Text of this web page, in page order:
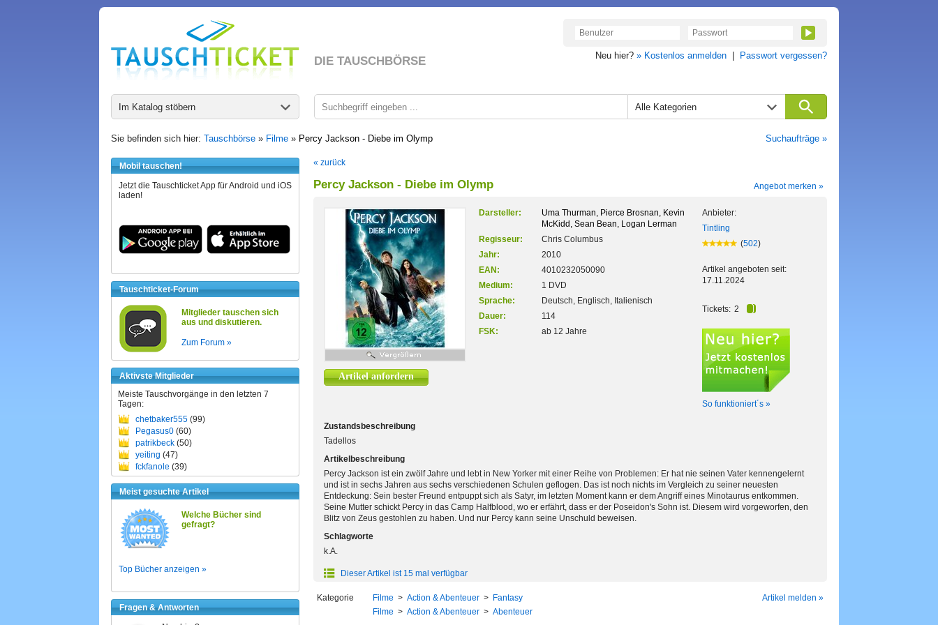
DIE TAUSCHBÖRSE Neu hier? » Kostenlos anmelden Passwort vergessen?
Im Katalog stöbern Alle Kategorien
Sie befinden sich hier: Tauschbörse » Filme » Percy Jackson - Diebe im Olymp Suchaufträge »
Mobil tauschen!
Jetzt die Tauschticket App für Android und iOS
laden!
Tauschticket-Forum
Mitglieder tauschen sich
aus und diskutieren.
Zum Forum »
Aktivste Mitglieder
Meiste Tauschvorgänge in den letzten 7
Tagen:
chetbaker555 (99)
Pegasus0 (60)
patrikbeck (50)
yeiting (47)
fckfanole (39)
Meist gesuchte Artikel
Welche Bücher sind
gefragt?
Top Bücher anzeigen »
Fragen & Antworten
« zurück
Percy Jackson - Diebe im Olymp Angebot merken »
Artikel anfordern
Darsteller:
Uma Thurman, Pierce Brosnan, Kevin
McKidd, Sean Bean, Logan Lerman
Regisseur:
Chris Columbus
Jahr:
2010
EAN:
4010232050090
Medium:
1 DVD
Sprache:
Deutsch, Englisch, Italienisch
Dauer:
114
FSK:
ab 12 Jahre
Anbieter:
Tintling
(502)
Artikel angeboten seit:
17.11.2024
Tickets: 2
So funktioniert´s »
Zustandsbeschreibung
Tadellos
Artikelbeschreibung
Percy Jackson ist ein zwölf Jahre und lebt in New Yorker mit einer Reihe von Problemen: Er hat nie seinen Vater kennengelernt
und ist in sechs Jahren aus sechs verschiedenen Schulen geflogen. Das ist noch nichts im Vergleich zu seiner neuesten
Entdeckung: Sein bester Freund entpuppt sich als Satyr, im letzten Moment kann er dem Angriff eines Minotaurus entkommen.
Seine Mutter schickt Percy in das Camp Halfblood, wo er erfährt, dass er der Poseidon's Sohn ist. Diesem wird vorgeworfen, den
Blitz von Zeus gestohlen zu haben. Und nur Percy kann seine Unschuld beweisen.
Schlagworte
k.A.
Dieser Artikel ist 15 mal verfügbar
Kategorie Filme > Action & Abenteuer > Fantasy
Filme > Action & Abenteuer > Abenteuer
Artikel melden »